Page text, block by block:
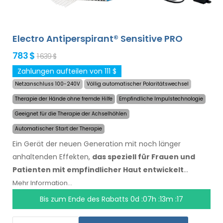
Electro Antiperspirant® Sensitive PRO
783 $ 1 639 $
Zahlungen aufteilen von 111 $
Netzanschluss 100-240V
Völlig automatischer Polaritätswechsel
Therapie der Hände ohne fremde Hilfe
Empfindliche Impulstechnologie
Geeignet für die Therapie der Achselhöhlen
Automatischer Start der Therapie
Ein Gerät der neuen Generation mit noch länger
anhaltenden Effekten, das speziell für Frauen und
Patienten mit empfindlicher Haut entwickelt
wurde. Dank der neuen und revolutionären Technologie
kann es das Schwitzen schnell und dauerhaft stoppen.
Speziell entwickelt für die Behandlung der Füße,
Mehr Information...
Bis zum Ende des Rabatts 0d :07h :13m :17